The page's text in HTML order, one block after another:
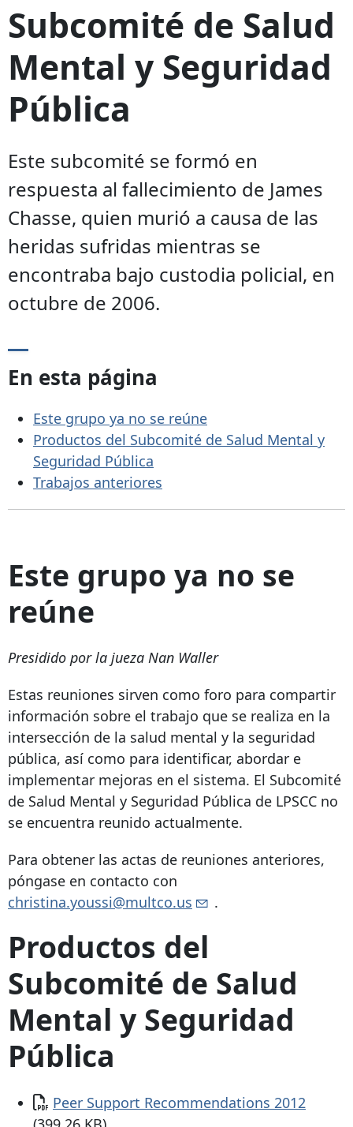
Subcomité de Salud
Mental y Seguridad
Pública
Este subcomité se formó en
respuesta al fallecimiento de James
Chasse, quien murió a causa de las
heridas sufridas mientras se
encontraba bajo custodia policial, en
octubre de 2006.
En esta página
Este grupo ya no se reúne
Productos del Subcomité de Salud Mental y
Seguridad Pública
Trabajos anteriores
Este grupo ya no se
reúne
Presidido por la jueza Nan Waller
Estas reuniones sirven como foro para compartir
información sobre el trabajo que se realiza en la
intersección de la salud mental y la seguridad
pública, así como para identificar, abordar e
implementar mejoras en el sistema. El Subcomité
de Salud Mental y Seguridad Pública de LPSCC no
se encuentra reunido actualmente.
Para obtener las actas de reuniones anteriores,
póngase en contacto con
christina.youssi@multco.us
.
Productos del
Subcomité de Salud
Mental y Seguridad
Pública
Documento
Peer Support Recommendations 2012